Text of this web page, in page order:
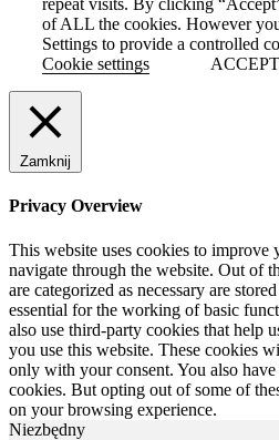
repeat visits. By clicking
of ALL the cookies. However
Settings to provide a controlled
Cookie settings
ACCEPT
Zamknij
Privacy Overview
This website uses cookies to improve
navigate through the website. Out of
are categorized as necessary are
essential for the working of basic
also use third-party cookies that help
you use this website. These cookies
only with your consent. You also
cookies. But opting out of some of
on your browsing experience.
Niezbędny